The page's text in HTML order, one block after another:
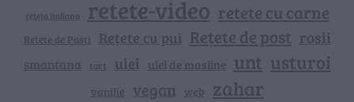
reteta italiana retete-video retete cu carne
Retete de Pasti Rețete cu pui Rețete de post rosii
smantana tort ulei ulei de masline unt usturoi
vanilie vegan web zahar